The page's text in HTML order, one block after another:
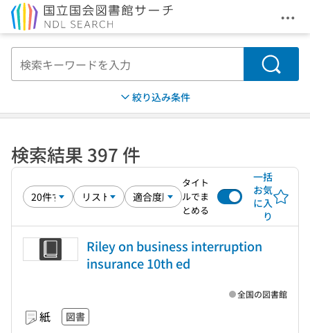
メ
検索
絞り込み条件
検索結果 397 件
タイト
ルでま
とめる
一括
お気
に入
り
Riley on business interruption
insurance 10th ed
紙 図書
全国の図書館